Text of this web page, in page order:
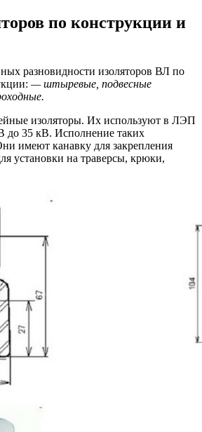
по конструкции и
разновидности изоляторов ВЛ по
— штыревые, подвесные
изоляторы. Их используют в ЛЭП
до 35 кВ. Исполнение таких
имеют канавку для закрепления
установки на траверсы, крюки,